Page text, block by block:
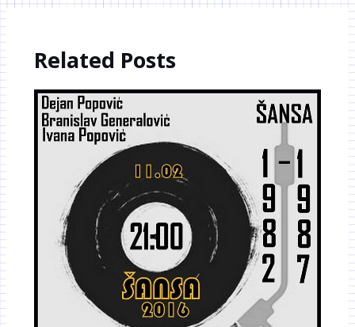
Related Posts